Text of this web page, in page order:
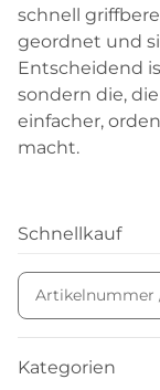
schnell
geordnet und
Entscheidend
sondern die,
einfacher,
macht.
Schnellkauf
Kategorien